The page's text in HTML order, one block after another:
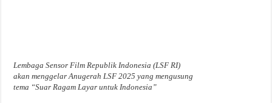
Lembaga Sensor Film Republik Indonesia (LSF RI)
akan menggelar Anugerah LSF 2025 yang mengusung
tema “Suar Ragam Layar untuk Indonesia”